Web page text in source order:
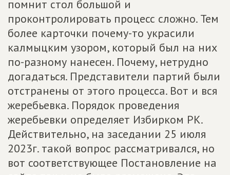
помнит стол большой и
проконтролировать процесс сложно. Тем
более карточки почему-то украсили
калмыцким узором, который был на них
по-разному нанесен. Почему, нетрудно
догадаться. Представители партий были
отстранены от этого процесса. Вот и вся
жеребьевка. Порядок проведения
жеребьевки определяет Избирком РК.
Действительно, на заседании 25 июля
2023г. такой вопрос рассматривался, но
вот соответствующее Постановление на